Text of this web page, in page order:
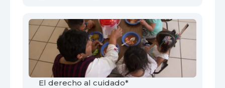
El derecho al cuidado*